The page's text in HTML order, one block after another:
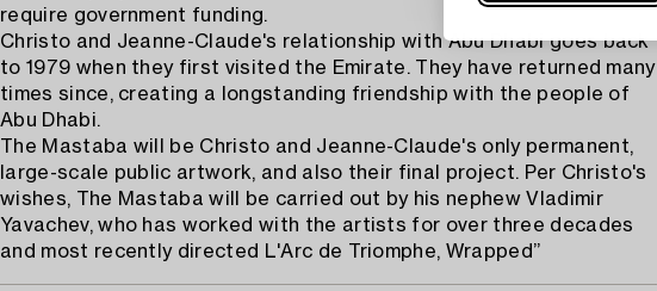
require government funding.
Christo and Jeanne-Claude's relationship with Abu Dhabi goes back
to 1979 when they first visited the Emirate. They have returned many
times since, creating a longstanding friendship with the people of
Abu Dhabi.
The Mastaba will be Christo and Jeanne-Claude's only permanent,
large-scale public artwork, and also their final project. Per Christo's
wishes, The Mastaba will be carried out by his nephew Vladimir
Yavachev, who has worked with the artists for over three decades
and most recently directed L'Arc de Triomphe, Wrapped”